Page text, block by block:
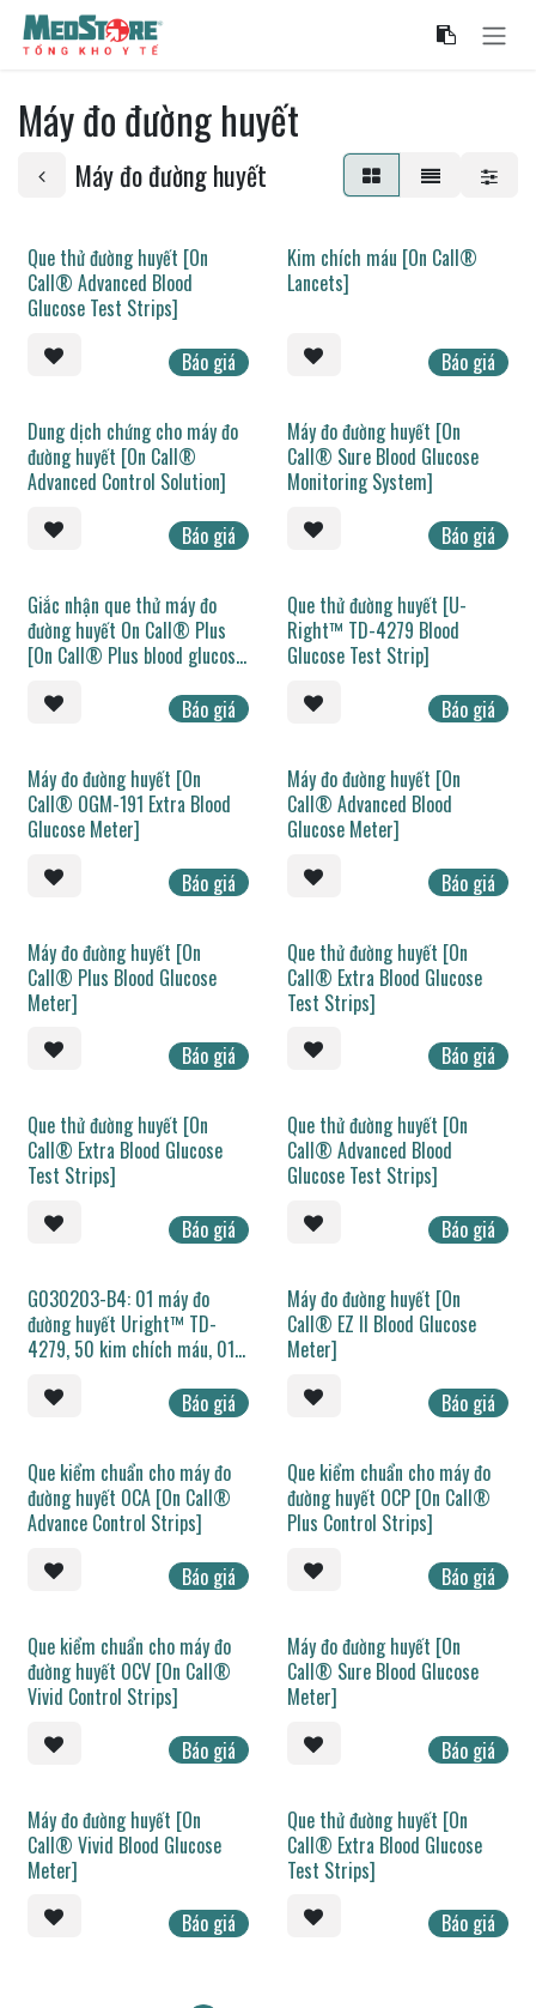
Bỏ qua để đến Nội dung
Máy đo đường huyết
Máy đo đường huyết
Que thử đường huyết [On
Call® Advanced Blood
Glucose Test Strips]
Báo giá
Kim chích máu [On Call®
Lancets]
Báo giá
Dung dịch chứng cho máy đo
đường huyết [On Call®
Advanced Control Solution]
Báo giá
Máy đo đường huyết [On
Call® Sure Blood Glucose
Monitoring System]
Báo giá
Giắc nhận que thử máy đo
đường huyết On Call® Plus
[On Call® Plus blood glucose
Báo giá
Que thử đường huyết [U-
Right™ TD-4279 Blood
Glucose Test Strip]
Báo giá
Máy đo đường huyết [On
Call® OGM-191 Extra Blood
Glucose Meter]
Báo giá
Máy đo đường huyết [On
Call® Advanced Blood
Glucose Meter]
Báo giá
Máy đo đường huyết [On
Call® Plus Blood Glucose
Meter]
Báo giá
Que thử đường huyết [On
Call® Extra Blood Glucose
Test Strips]
Báo giá
Que thử đường huyết [On
Call® Extra Blood Glucose
Test Strips]
Báo giá
Que thử đường huyết [On
Call® Advanced Blood
Glucose Test Strips]
Báo giá
G030203-B4: 01 máy đo
đường huyết Uright™ TD-
4279, 50 kim chích máu, 01 x
Báo giá
Máy đo đường huyết [On
Call® EZ II Blood Glucose
Meter]
Báo giá
Que kiểm chuẩn cho máy đo
đường huyết OCA [On Call®
Advance Control Strips]
Báo giá
Que kiểm chuẩn cho máy đo
đường huyết OCP [On Call®
Plus Control Strips]
Báo giá
Que kiểm chuẩn cho máy đo
đường huyết OCV [On Call®
Vivid Control Strips]
Báo giá
Máy đo đường huyết [On
Call® Sure Blood Glucose
Meter]
Báo giá
Máy đo đường huyết [On
Call® Vivid Blood Glucose
Meter]
Báo giá
Que thử đường huyết [On
Call® Extra Blood Glucose
Test Strips]
Báo giá